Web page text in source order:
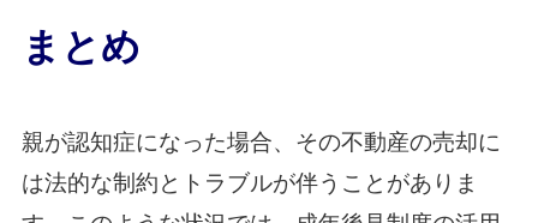
まとめ
親が認知症になった場合、その不動産の売却に
は法的な制約とトラブルが伴うことがありま